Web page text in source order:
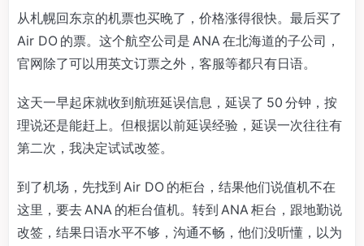
从札幌回东京的机票也买晚了，价格涨得很快。最后买了
Air DO 的票。这个航空公司是 ANA 在北海道的子公司，
官网除了可以用英文订票之外，客服等都只有日语。
这天一早起床就收到航班延误信息，延误了 50 分钟，按
理说还是能赶上。但根据以前延误经验，延误一次往往有
第二次，我决定试试改签。
到了机场，先找到 Air DO 的柜台，结果他们说值机不在
这里，要去 ANA 的柜台值机。转到 ANA 柜台，跟地勤说
改签，结果日语水平不够，沟通不畅，他们没听懂，以为